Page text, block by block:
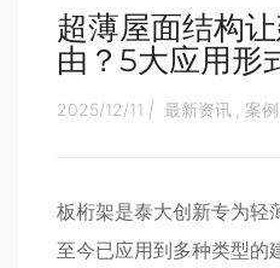
超薄屋面结构
由？5大应用形
2025/12/11 | 最新资讯 案
板桁架是泰大创新专为轻
至今已应用到多种类型的